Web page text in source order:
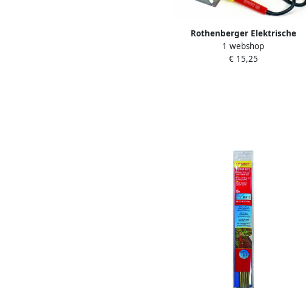
Rothenberger Elektrische
Soldeerbout 25 WATT ROT035951
1 webshop
€ 15,25